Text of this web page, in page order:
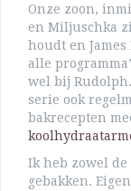
Onze zoon,
en Miljuschka
houdt en
alle
wel bij
serie ook
bakrecepten
Ik heb zowel
gebakken.